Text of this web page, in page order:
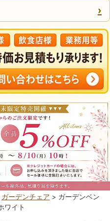
›
ガーデンチェア > ガーデンベン
イト